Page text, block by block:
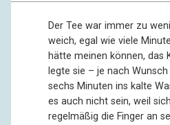
Der Tee war immer zu
weich, egal wie viele
hätte meinen können, das
legte sie – je nach
sechs Minuten ins kalte
es auch nicht sein, weil
regelmäßig die Finger an